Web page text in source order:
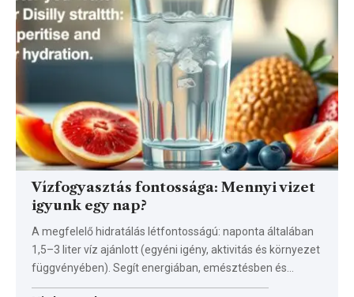
Vízfogyasztás fontossága: Mennyi vizet
igyunk egy nap?
A megfelelő hidratálás létfontosságú: naponta általában
1,5–3 liter víz ajánlott (egyéni igény, aktivitás és környezet
függvényében). Segít energiában, emésztésben és…